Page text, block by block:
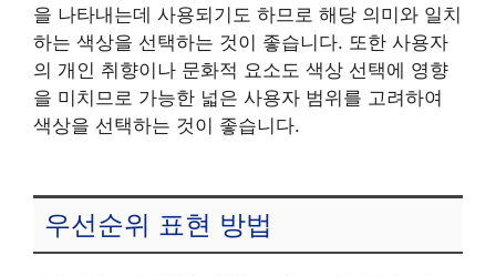
을 나타내는데 사용되기도 하므로 해당 의미와 일치
하는 색상을 선택하는 것이 좋습니다. 또한 사용자
의 개인 취향이나 문화적 요소도 색상 선택에 영향
을 미치므로 가능한 넓은 사용자 범위를 고려하여
색상을 선택하는 것이 좋습니다.
우선순위 표현 방법